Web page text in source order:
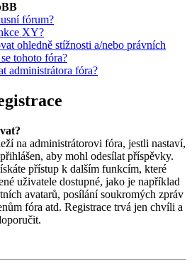
fórum?
XY?
ohledně stížnosti a/nebo právních
tohoto fóra?
administrátora fóra?
na administrátorovi fóra, jestli nastaví,
aby mohl odesílat příspěvky.
přístup k dalším funkcím, které
uživatele dostupné, jako je například
avatarů, posílání soukromých zpráv
fóra atd. Registrace trvá jen chvíli a